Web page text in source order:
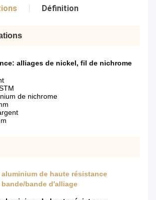
Définition
alliages de nickel, fil de nichrome
de nichrome
aluminium de haute résistance
bande/bande d'alliage